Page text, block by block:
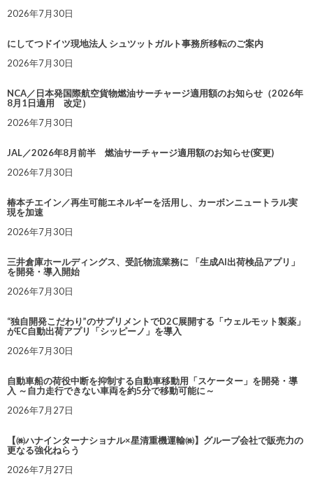
2026年7月30日
にしてつドイツ現地法人 シュツットガルト事務所移転のご案内
2026年7月30日
NCA／日本発国際航空貨物燃油サーチャージ適用額のお知らせ（2026年
8月1日適用 改定）
2026年7月30日
JAL／2026年8月前半 燃油サーチャージ適用額のお知らせ(変更)
2026年7月30日
椿本チエイン／再生可能エネルギーを活用し、カーボンニュートラル実
現を加速
2026年7月30日
三井倉庫ホールディングス、受託物流業務に 「生成AI出荷検品アプリ」
を開発・導入開始
2026年7月30日
“独自開発こだわり”のサプリメントでD2C展開する「ウェルモット製薬」
がEC自動出荷アプリ「シッピーノ」を導入
2026年7月30日
自動車船の荷役中断を抑制する自動車移動用「スケーター」を開発・導
入 ～自力走行できない車両を約5分で移動可能に～
2026年7月27日
【㈱ハナインターナショナル×星清重機運輸㈱】グループ会社で販売力の
更なる強化ねらう
2026年7月27日